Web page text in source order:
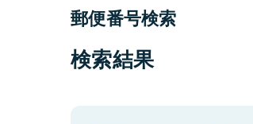
郵便番号検索
検索結果